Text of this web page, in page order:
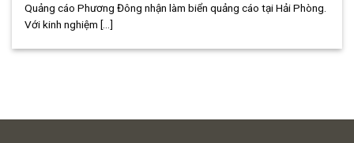
Quảng cáo Phương Đông nhận làm biển quảng cáo tại Hải Phòng.
Với kinh nghiệm [...]